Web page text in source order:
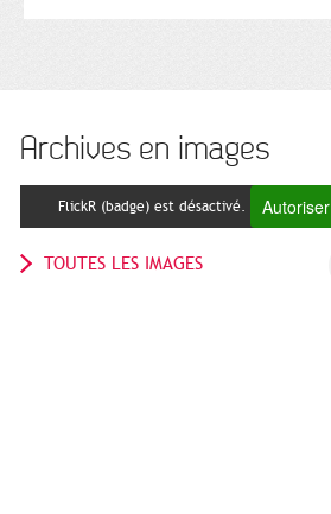
Archives en images
FlickR (badge) est désactivé. Autoriser
TOUTES LES IMAGES